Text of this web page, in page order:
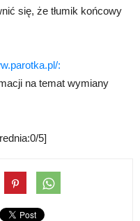
się, że tłumik końcowy
:
na temat wymiany
5]